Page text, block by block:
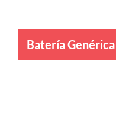
Batería